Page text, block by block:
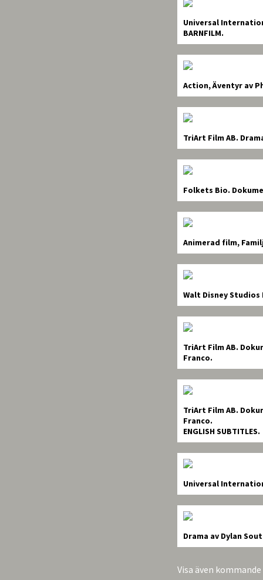
Universal
BARNFILM.
Action, Äventyr av
TriArt Film AB.
Folkets Bio.
Animerad film,
Walt Disney
TriArt Film AB.
Franco.
TriArt Film AB.
Franco.
ENGLISH SUBTITLES.
Universal
Drama av Dylan
Visa även